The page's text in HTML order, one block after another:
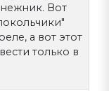
Вот
а вот этот
только в